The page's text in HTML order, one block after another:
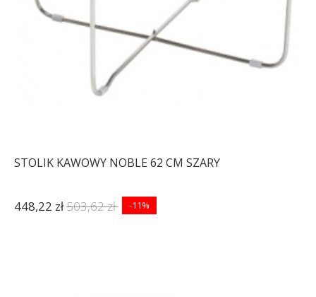
STOLIK KAWOWY NOBLE 62 CM SZARY
448,22 zł503,62 zł -11%